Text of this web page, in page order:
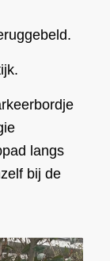
langs
bij de